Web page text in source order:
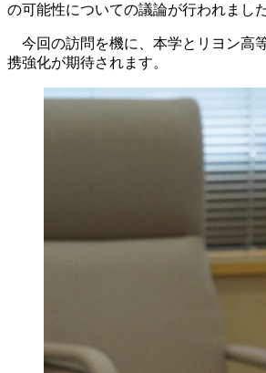
の可能性についての議論が行われました
今回の訪問を機に、本学とリヨン高
携強化が期待されます。